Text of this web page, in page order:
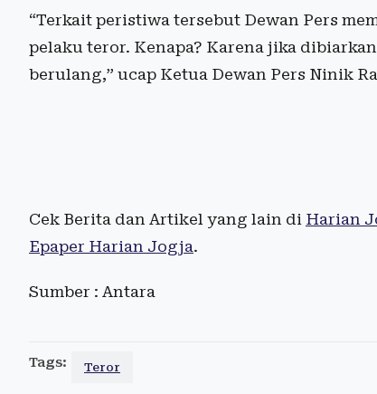
“Terkait peristiwa tersebut Dewan Pers
pelaku teror. Kenapa? Karena jika
berulang,” ucap Ketua Dewan Pers Ninik
Cek Berita dan Artikel yang lain di Harian
Epaper Harian Jogja.
Sumber : Antara
Tags: Teror